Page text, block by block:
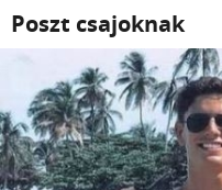
Poszt csajoknak